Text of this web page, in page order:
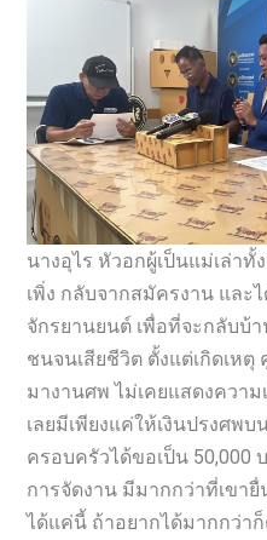
นางอุไร หัวอกผู้เป็นแม่เล่า
เพิ่ง กลับจากสมัครงาน และ
จักรยานยนต์ เพื่อที่จะกลับบ้
ชนจนเสียชีวิต ตั้งแต่เกิดเห
มางานศพ ไม่เคยแสดงควา
เลยมีเพียงแค่ให้เงินปรงศพ
ครอบครัวได้ขอเป็น 50,000
การจัดงาน มีมากกว่าที่เขา
ได้แค่นี้ ถ้าอยากได้มากกว่า